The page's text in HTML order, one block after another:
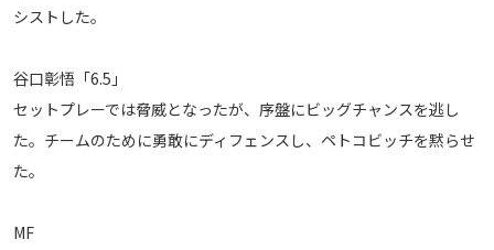
シストした。
谷口彰悟「6.5」
セットプレーでは脅威となったが、序盤にビッグチャンスを逃し
た。チームのために勇敢にディフェンスし、ペトコビッチを黙らせ
た。
MF